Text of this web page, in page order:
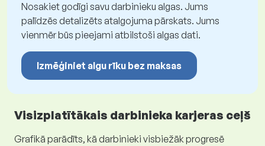
Nosakiet godīgi savu darbinieku algas. Jums
palīdzēs detalizēts atalgojuma pārskats. Jums
vienmēr būs pieejami atbilstoši algas dati.
Izmēģiniet algu rīku bez maksas
Visizplatītākais darbinieka karjeras ceļš
Grafikā parādīts, kā darbinieki visbiežāk progresē